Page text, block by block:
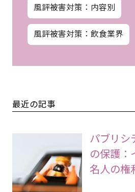
風評被害対策：内容別
風評被害対策：飲食業界
最近の記事
パブリシ
の保護：
名人の権